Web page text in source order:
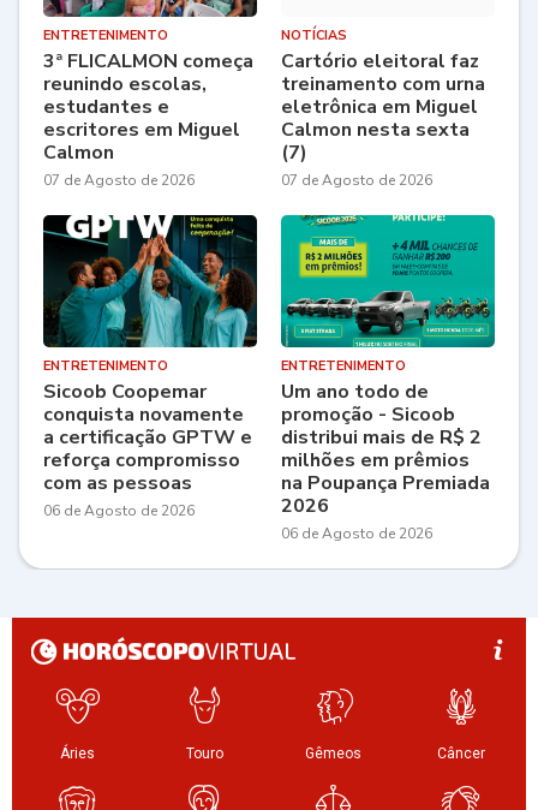
ENTRETENIMENTO
3ª FLICALMON começa
reunindo escolas,
estudantes e
escritores em Miguel
Calmon
07 de Agosto de 2026
NOTÍCIAS
Cartório eleitoral faz
treinamento com urna
eletrônica em Miguel
Calmon nesta sexta
(7)
07 de Agosto de 2026
ENTRETENIMENTO
Sicoob Coopemar
conquista novamente
a certificação GPTW e
reforça compromisso
com as pessoas
06 de Agosto de 2026
ENTRETENIMENTO
Um ano todo de
promoção - Sicoob
distribui mais de R$ 2
milhões em prêmios
na Poupança Premiada
2026
06 de Agosto de 2026